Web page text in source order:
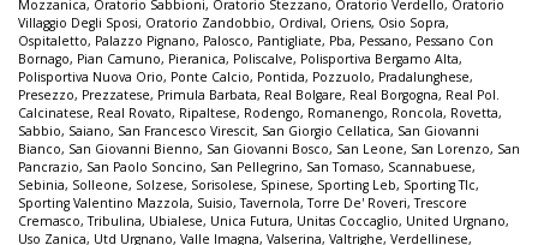
Mozzanica, Oratorio Sabbioni, Oratorio Stezzano, Oratorio Verdello, Oratorio
Villaggio Degli Sposi, Oratorio Zandobbio, Ordival, Oriens, Osio Sopra,
Ospitaletto, Palazzo Pignano, Palosco, Pantigliate, Pba, Pessano, Pessano Con
Bornago, Pian Camuno, Pieranica, Poliscalve, Polisportiva Bergamo Alta,
Polisportiva Nuova Orio, Ponte Calcio, Pontida, Pozzuolo, Pradalunghese,
Presezzo, Prezzatese, Primula Barbata, Real Bolgare, Real Borgogna, Real Pol.
Calcinatese, Real Rovato, Ripaltese, Rodengo, Romanengo, Roncola, Rovetta,
Sabbio, Saiano, San Francesco Virescit, San Giorgio Cellatica, San Giovanni
Bianco, San Giovanni Bienno, San Giovanni Bosco, San Leone, San Lorenzo, San
Pancrazio, San Paolo Soncino, San Pellegrino, San Tomaso, Scannabuese,
Sebinia, Solleone, Solzese, Sorisolese, Spinese, Sporting Leb, Sporting Tlc,
Sporting Valentino Mazzola, Suisio,Tavernola,Torre De' Roveri,Trescore
Cremasco,Tribulina, Ubialese, Unica Futura, Unitas Coccaglio, United Urgnano,
Uso Zanica, Utd Urgnano, Valle Imagna, Valserina, Valtrighe, Verdellinese,